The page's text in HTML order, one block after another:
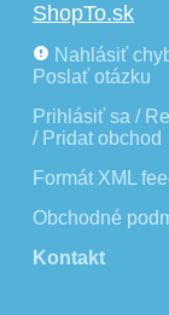
ShopTo.sk
Nahlásiť
Poslať otázku
Prihlásiť sa /
/ Pridat obchod
Formát XML
Obchodné
Kontakt